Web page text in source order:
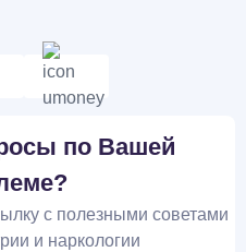
по Вашей
с полезными советами
и наркологии